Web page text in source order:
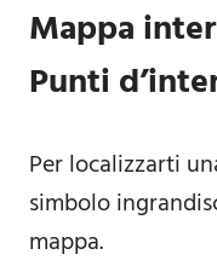
Mappa
Punti
Per localizzarti
simbolo
mappa.